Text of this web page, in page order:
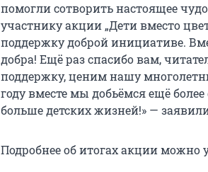
помогли сотворить настоящее
участнику акции „Дети вместо
поддержку доброй инициативе.
добра! Ещё раз спасибо вам,
поддержку, ценим нашу
году вместе мы добьёмся ещё
больше детских жизней!» —
Подробнее об итогах акции можно